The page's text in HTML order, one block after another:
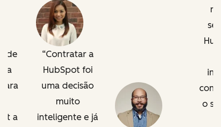
de
a
a
Contratar a
HubSpot foi
uma decisão
muito
inteligente e já
o